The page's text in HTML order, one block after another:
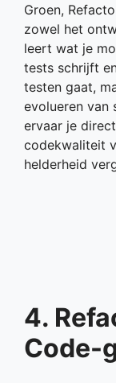
Groen,
zowel het
leert wat je
tests schrijft
testen gaat,
evolueren van
ervaar je
codekwaliteit
helderheid
4.
Code-